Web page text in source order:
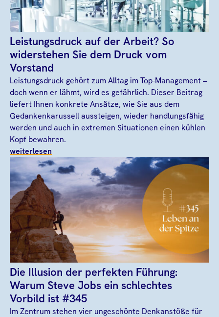
Leistungsdruck auf der Arbeit? So
widerstehen Sie dem Druck vom
Vorstand
Leistungsdruck gehört zum Alltag im Top-Management –
doch wenn er lähmt, wird es gefährlich. Dieser Beitrag
liefert Ihnen konkrete Ansätze, wie Sie aus dem
Gedankenkarussell aussteigen, wieder handlungsfähig
werden und auch in extremen Situationen einen kühlen
Kopf bewahren.
weiterlesen
Die Illusion der perfekten Führung:
Warum Steve Jobs ein schlechtes
Vorbild ist #345
Im Zentrum stehen vier ungeschönte Denkanstöße für